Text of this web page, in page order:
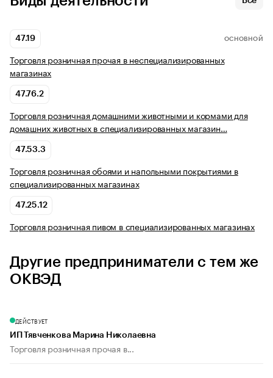
47.19 ОСНОВНОЙ
Торговля розничная прочая в неспециализированных
магазинах
47.76.2
Торговля розничная домашними животными и кормами для
домашних животных в специализированных магазин…
47.53.3
Торговля розничная обоями и напольными покрытиями в
специализированных магазинах
47.25.12
Торговля розничная пивом в специализированных магазинах
Другие предприниматели с тем же
ОКВЭД
ДЕЙСТВУЕТ
ИП Тявченкова Марина Николаевна
Торговля розничная прочая в...